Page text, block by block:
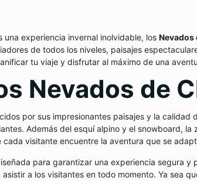
una experiencia invernal inolvidable, losNevados
de todos los niveles, paisajes
tu viaje y disfrutar al máximo de una
Nevados de
por sus impresionantes paisajes y la
Además del esquí alpino y el snowboard,
visitante encuentre la aventura que se
para garantizar una experiencia segura
a los visitantes en todo momento. Ya sea